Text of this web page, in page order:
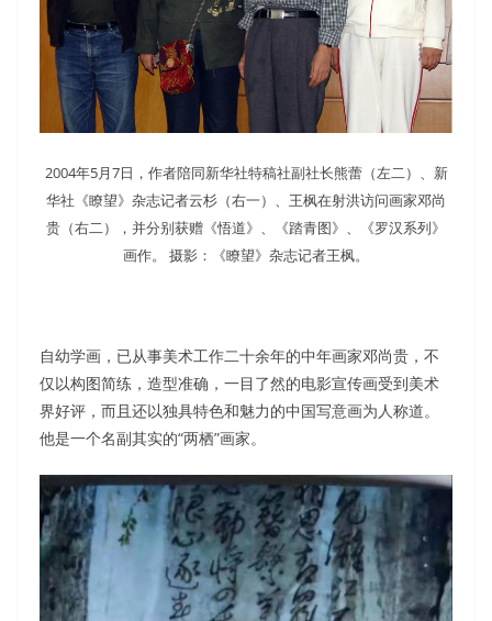
2004年5月7日，作者陪同新华社特稿社副社长熊蕾（左二）、新
华社《瞭望》杂志记者云杉（右一）、王枫在射洪访问画家邓尚
贵（右二），并分别获赠《悟道》、《踏青图》、《罗汉系列》
画作。 摄影：《瞭望》杂志记者王枫。
自幼学画，已从事美术工作二十余年的中年画家邓尚贵，不
仅以构图简练，造型准确，一目了然的电影宣传画受到美术
界好评，而且还以独具特色和魅力的中国写意画为人称道。
他是一个名副其实的“两栖”画家。